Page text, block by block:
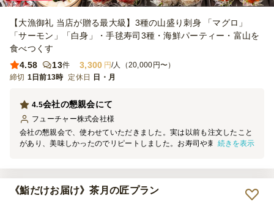
【大漁御礼 当店が贈る最大級】3種の山盛り刺身 「マグロ」
「サーモン」「白身」・手毬寿司3種・海鮮パーティー・富山を
食べつくす
4.58
13件 3,300 円/人（20,000円〜）
締切 1日前13時 定休日 日・月
会社の懇親会にて
4.5
フューチャー株式会社様
会社の懇親会で、使わせていただきました。実は以前も注文したこと
があり、美味しかったのでリピートしました。お寿司や刺身がとても
続きを表示
《鮨だけお届け》茶月の匠プラン